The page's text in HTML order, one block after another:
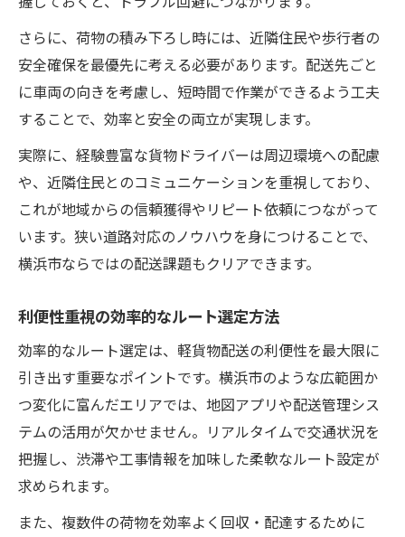
さらに、荷物の積み下ろし時には、近隣住民や歩行者の
安全確保を最優先に考える必要があります。配送先ごと
に車両の向きを考慮し、短時間で作業ができるよう工夫
することで、効率と安全の両立が実現します。
実際に、経験豊富な貨物ドライバーは周辺環境への配慮
や、近隣住民とのコミュニケーションを重視しており、
これが地域からの信頼獲得やリピート依頼につながって
います。狭い道路対応のノウハウを身につけることで、
横浜市ならではの配送課題もクリアできます。
利便性重視の効率的なルート選定方法
効率的なルート選定は、軽貨物配送の利便性を最大限に
引き出す重要なポイントです。横浜市のような広範囲か
つ変化に富んだエリアでは、地図アプリや配送管理シス
テムの活用が欠かせません。リアルタイムで交通状況を
把握し、渋滞や工事情報を加味した柔軟なルート設定が
求められます。
また、複数件の荷物を効率よく回収・配達するために